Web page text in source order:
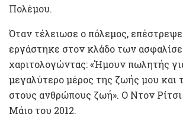
Πολέμου.
Όταν τέλειωσε ο πόλεμος, επέστρεψε
εργάστηκε στον κλάδο των
χαριτολογώντας: «Ήμουν πωλητής
μεγαλύτερο μέρος της ζωής μου και
στους ανθρώπους ζωή». Ο Ντον
Μάιο του 2012.